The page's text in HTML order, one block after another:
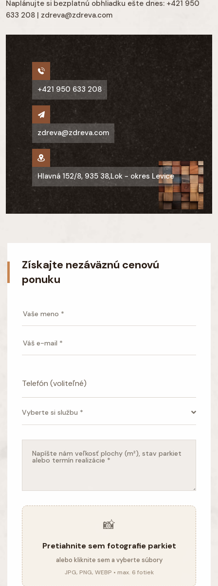
Naplánujte si bezplatnú obhliadku ešte dnes: +421 950
633 208 | zdreva@zdreva.com
+421 950 633 208
zdreva@zdreva.com
Hlavná 152/8, 935 38,Lok - okres Levice
Získajte nezáväznú cenovú
ponuku
Vyberte si službu *
📸
Pretiahnite sem fotografie parkiet
alebo kliknite sem a vyberte súbory
JPG, PNG, WEBP • max. 6 fotiek